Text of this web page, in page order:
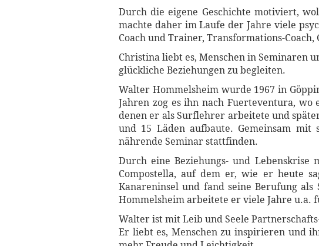
Durch die eigene Geschichte motiviert,
machte daher im Laufe der Jahre viele
Coach und Trainer, Transformations-
Christina liebt es, Menschen in Seminaren
glückliche Beziehungen zu begleiten.
Walter Hommelsheim wurde 1967 in
Jahren zog es ihn nach Fuerteventura,
denen er als Surflehrer arbeitete und
und 15 Läden aufbaute. Gemeinsam
nährende Seminar stattfinden.
Durch eine Beziehungs- und Lebenskrise
Compostella, auf dem er, wie er heute
Kanareninsel und fand seine Berufung
Hommelsheim arbeitete er viele Jahre u.a.
Walter ist mit Leib und Seele
Er liebt es, Menschen zu inspirieren und